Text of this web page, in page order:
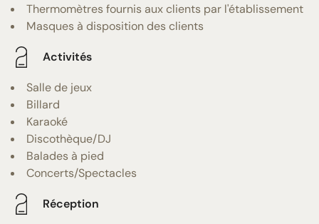
Thermomètres fournis aux clients par l'établissement
Masques à disposition des clients
Activités
Salle de jeux
Billard
Karaoké
Discothèque/DJ
Balades à pied
Concerts/Spectacles
Réception